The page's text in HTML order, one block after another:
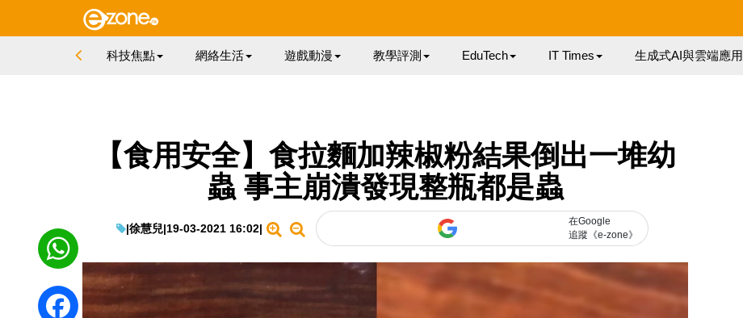
科技焦點 網絡生活 遊戲動漫 教學評測 EduTech IT Times 生成式AI與雲端應用
【食用安全】食拉麵加辣椒粉結果倒出一堆幼
蟲 事主崩潰發現整瓶都是蟲
|徐慧兒|19-03-2021 16:02|
在Google
追蹤《e-zone》
WhatsApp